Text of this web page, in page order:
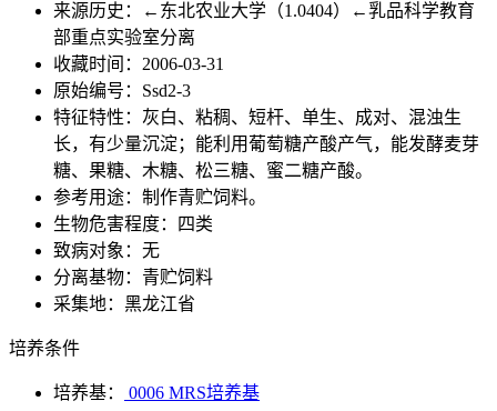
来源历史：←东北农业大学（1.0404）←乳品科学教育
部重点实验室分离
收藏时间：2006-03-31
原始编号：Ssd2-3
特征特性：灰白、粘稠、短杆、单生、成对、混浊生
长，有少量沉淀；能利用葡萄糖产酸产气，能发酵麦芽
糖、果糖、木糖、松三糖、蜜二糖产酸。
参考用途：制作青贮饲料。
生物危害程度：四类
致病对象：无
分离基物：青贮饲料
采集地：黑龙江省
培养条件
培养基：
0006 MRS培养基